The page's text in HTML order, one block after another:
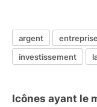
argent entreprise
investissement
Icônes ayant le